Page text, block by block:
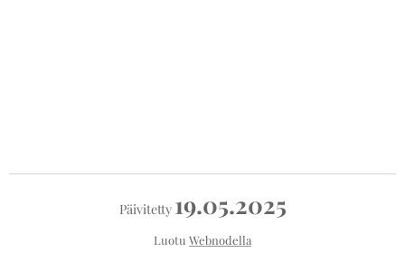
Päivitetty 19.05.2025
Luotu Webnodella